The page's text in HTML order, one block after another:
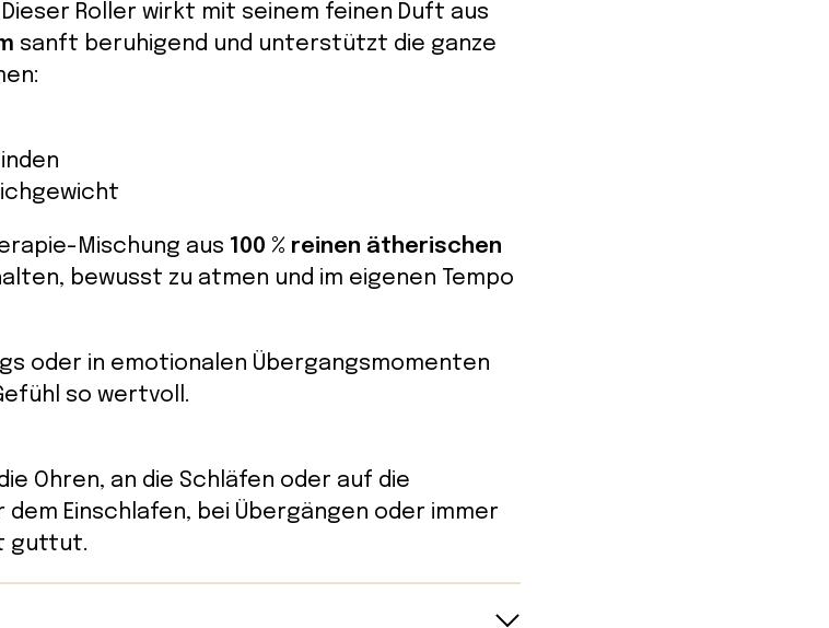
Roller wirkt mit seinem feinen Duft aus
sanft beruhigend und unterstützt die ganze
Mischung aus 100 % reinen ätherischen
bewusst zu atmen und im eigenen Tempo
oder in emotionalen Übergangsmomenten
so wertvoll.
Ohren, an die Schläfen oder auf die
Einschlafen, bei Übergängen oder immer
guttut.